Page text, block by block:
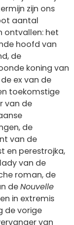
zijn ons
aantal
ontvallen: het
hoofd van
de
koning van
de ex van de
toekomstige
van de
de
van de
en perestrojka,
van de
roman, de
deNouvelle
in extremis
de vorige
van